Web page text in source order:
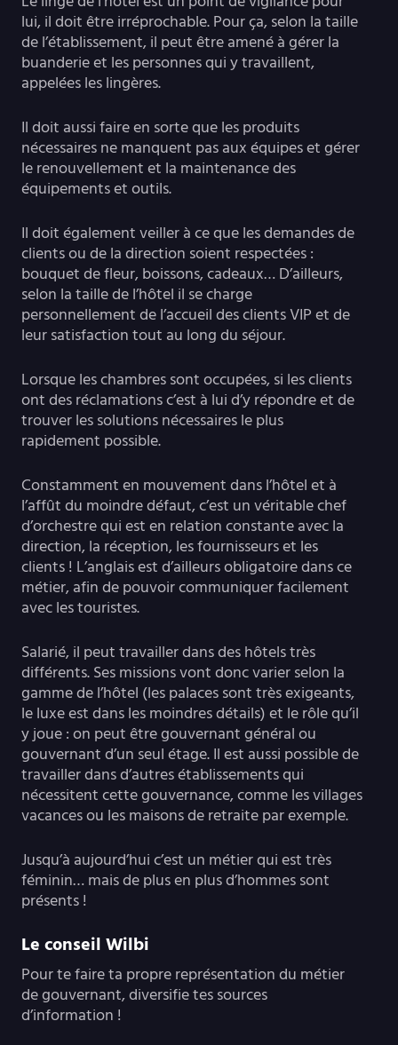
lui, il doit être irréprochable. Pour ça, selon la taille
de l’établissement, il peut être amené à gérer la
buanderie et les personnes qui y travaillent,
appelées les lingères.
Il doit aussi faire en sorte que les produits
nécessaires ne manquent pas aux équipes et gérer
le renouvellement et la maintenance des
équipements et outils.
Il doit également veiller à ce que les demandes de
clients ou de la direction soient respectées :
bouquet de fleur, boissons, cadeaux… D’ailleurs,
selon la taille de l’hôtel il se charge
personnellement de l’accueil des clients VIP et de
leur satisfaction tout au long du séjour.
Lorsque les chambres sont occupées, si les clients
ont des réclamations c’est à lui d’y répondre et de
trouver les solutions nécessaires le plus
rapidement possible.
Constamment en mouvement dans l’hôtel et à
l’affût du moindre défaut, c’est un véritable chef
d’orchestre qui est en relation constante avec la
direction, la réception, les fournisseurs et les
clients ! L’anglais est d’ailleurs obligatoire dans ce
métier, afin de pouvoir communiquer facilement
avec les touristes.
Salarié, il peut travailler dans des hôtels très
différents. Ses missions vont donc varier selon la
gamme de l’hôtel (les palaces sont très exigeants,
le luxe est dans les moindres détails) et le rôle qu’il
y joue : on peut être gouvernant général ou
gouvernant d’un seul étage. Il est aussi possible de
travailler dans d’autres établissements qui
nécessitent cette gouvernance, comme les villages
vacances ou les maisons de retraite par exemple.
Jusqu’à aujourd’hui c’est un métier qui est très
féminin… mais de plus en plus d’hommes sont
présents !
Le conseil Wilbi
Pour te faire ta propre représentation du métier
de gouvernant, diversifie tes sources
d’information !